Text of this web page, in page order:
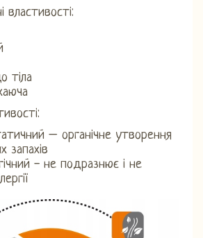
властивості:
тіла
– органічне утворення
запахів
- не подразнює і не